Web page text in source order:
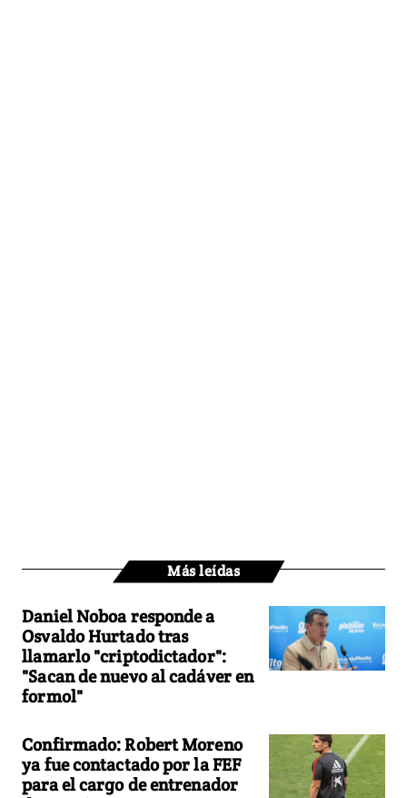
Más leídas
Daniel Noboa responde a
Osvaldo Hurtado tras
llamarlo "criptodictador":
"Sacan de nuevo al cadáver en
formol"
Confirmado: Robert Moreno
ya fue contactado por la FEF
para el cargo de entrenador